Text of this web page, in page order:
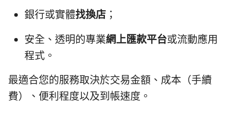
銀行或實體找換店 ；
安全、透明的專業網上匯款平台或流動應用
程式。
最適合您的服務取決於交易金額、成本（手續
費）、便利程度以及到帳速度。